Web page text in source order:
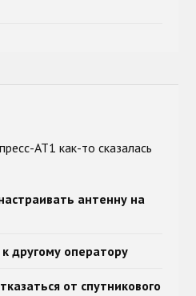
АТ1 как-то сказалась
антенну на
другому оператору
от спутникового